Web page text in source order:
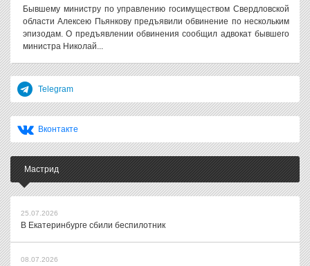
Бывшему министру по управлению госимуществом Свердловской
области Алексею Пьянкову предъявили обвинение по нескольким
эпизодам. О предъявлении обвинения сообщил адвокат бывшего
министра Николай...
Telegram
Вконтакте
Мастрид
25.07.2026
В Екатеринбурге сбили беспилотник
08.07.2026